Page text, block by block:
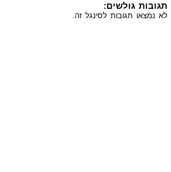
תגובות גולשים:
לא נמצאו תגובות לסינגל זה.